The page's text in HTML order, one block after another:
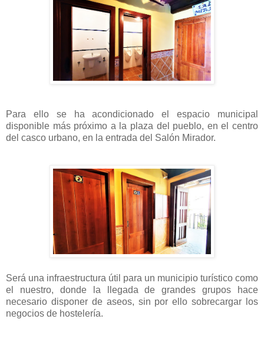
Para ello se ha acondicionado el espacio municipal
disponible más próximo a la plaza del pueblo, en el centro
del casco urbano, en la entrada del Salón Mirador.
Será una infraestructura útil para un municipio turístico como
el nuestro, donde la llegada de grandes grupos hace
necesario disponer de aseos, sin por ello sobrecargar los
negocios de hostelería.